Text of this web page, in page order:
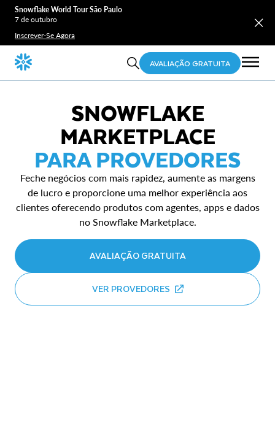
Snowflake World Tour São Paulo
7 de outubro
Inscrever-Se Agora
AVALIAÇÃO GRATUITA
SNOWFLAKE
MARKETPLACE
PARA PROVEDORES
Feche negócios com mais rapidez, aumente as margens
de lucro e proporcione uma melhor experiência aos
clientes oferecendo produtos com agentes, apps e dados
no Snowflake Marketplace.
AVALIAÇÃO GRATUITA
VER PROVEDORES